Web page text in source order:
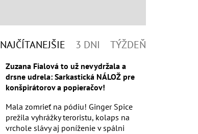
NAJČÍTANEJŠIE 3 DNI TÝŽDEŇ
Zuzana Fialová to už nevydržala a
drsne udrela: Sarkastická NÁLOŽ pre
konšpirátorov a popieračov!
Mala zomrieť na pódiu! Ginger Spice
prežila vyhrážky teroristu, kolaps na
vrchole slávy aj poníženie v spálni